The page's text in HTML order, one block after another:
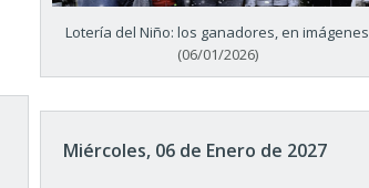
Lotería del Niño: los ganadores, en imágenes
(06/01/2026)
Miércoles, 06 de Enero de 2027